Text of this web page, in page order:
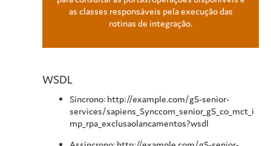
as classes responsáveis pela execução das
rotinas de integração.
WSDL
Síncrono: http://example.com/g5-senior-
services/sapiens_Synccom_senior_g5_co_mct_i
mp_rpa_exclusaolancamentos?wsdl